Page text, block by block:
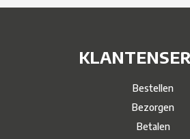
Bestellen
Bezorgen
Betalen